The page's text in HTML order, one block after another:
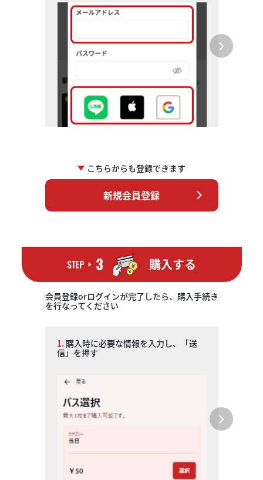
こちらからも登録できます
新規会員登録
購入する
会員登録orログインが完了したら、購入手続き
を行なってください
1. 購入時に必要な情報を入力し、「送
信」を押す